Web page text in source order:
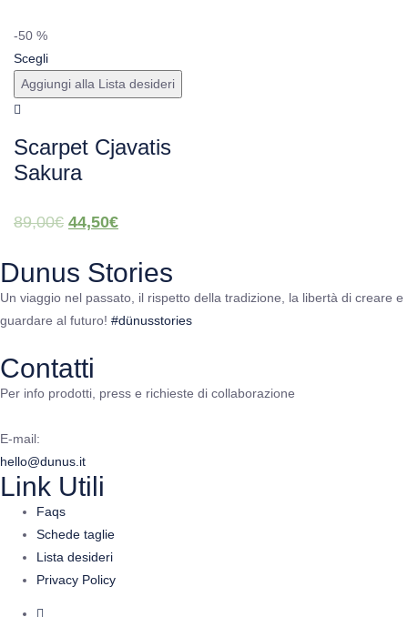
-50 %
Scegli
Aggiungi alla Lista desideri
Scarpet Cjavatis
Sakura
89,00€ 44,50€
Dunus Stories
Un viaggio nel passato, il rispetto della tradizione, la libertà di creare e
guardare al futuro! #dünusstories
Contatti
Per info prodotti, press e richieste di collaborazione
E-mail:
hello@dunus.it
Link Utili
Faqs
Schede taglie
Lista desideri
Privacy Policy